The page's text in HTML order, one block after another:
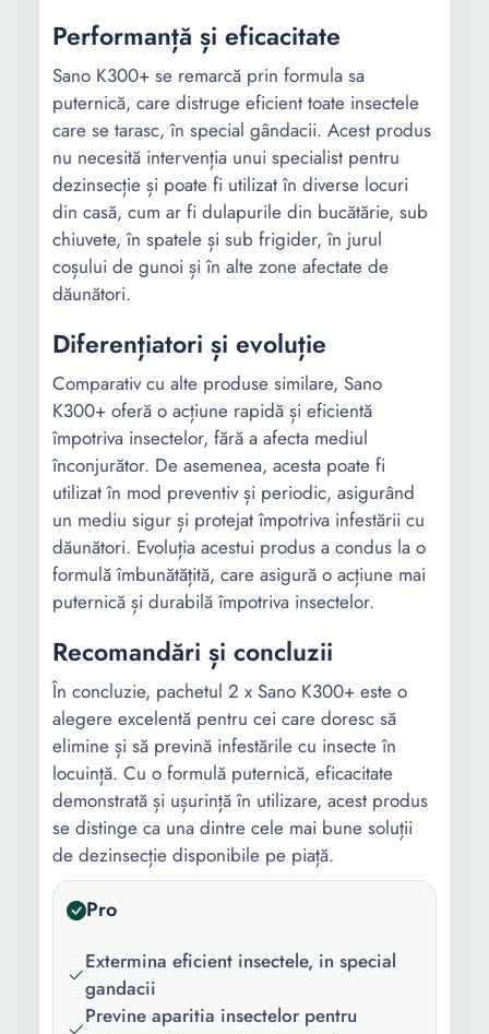
Performanță și eficacitate
Sano K300+ se remarcă prin formula sa
puternică, care distruge eficient toate insectele
care se tarasc, în special gândacii. Acest produs
nu necesită intervenția unui specialist pentru
dezinsecție și poate fi utilizat în diverse locuri
din casă, cum ar fi dulapurile din bucătărie, sub
chiuvete, în spatele și sub frigider, în jurul
coșului de gunoi și în alte zone afectate de
dăunători.
Diferențiatori și evoluție
Comparativ cu alte produse similare, Sano
K300+ oferă o acțiune rapidă și eficientă
împotriva insectelor, fără a afecta mediul
înconjurător. De asemenea, acesta poate fi
utilizat în mod preventiv și periodic, asigurând
un mediu sigur și protejat împotriva infestării cu
dăunători. Evoluția acestui produs a condus la o
formulă îmbunătățită, care asigură o acțiune mai
puternică și durabilă împotriva insectelor.
Recomandări și concluzii
În concluzie, pachetul 2 x Sano K300+ este o
alegere excelentă pentru cei care doresc să
elimine și să prevină infestările cu insecte în
locuință. Cu o formulă puternică, eficacitate
demonstrată și ușurință în utilizare, acest produs
se distinge ca una dintre cele mai bune soluții
de dezinsecție disponibile pe piață.
Pro
Extermina eficient insectele, in special
gandacii
Previne aparitia insectelor pentru